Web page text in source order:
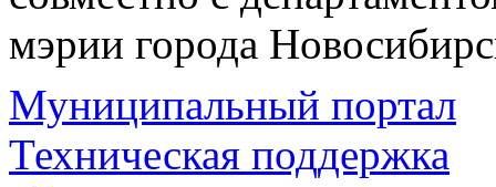
мэрии города
Муниципальный портал
Техническая поддержка